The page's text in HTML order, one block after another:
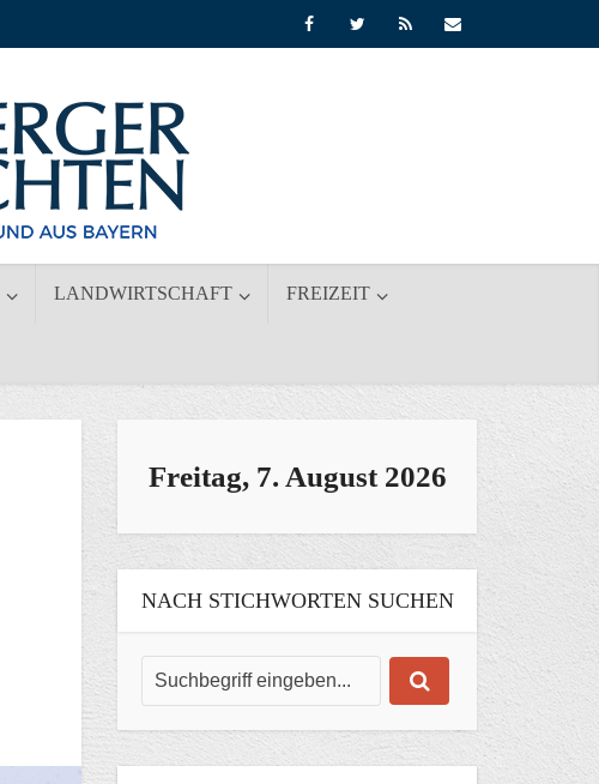
LANDWIRTSCHAFT FREIZEIT
Freitag, 7. August 2026
NACH STICHWORTEN SUCHEN